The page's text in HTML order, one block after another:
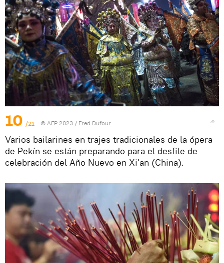
10 /21 © AFP 2023 / Fred Dufour
Varios bailarines en trajes tradicionales de la ópera
de Pekín se están preparando para el desfile de
celebración del Año Nuevo en Xi'an (China).